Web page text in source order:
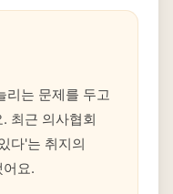
리는 문제를 두고
최근 의사협회
다'는 취지의
요.